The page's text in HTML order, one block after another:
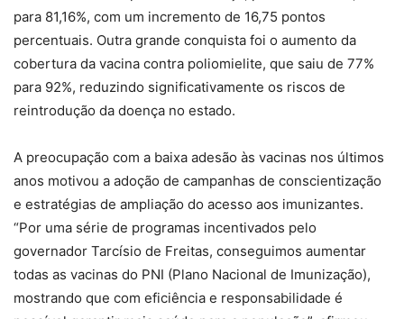
para 81,16%, com um incremento de 16,75 pontos
percentuais. Outra grande conquista foi o aumento da
cobertura da vacina contra poliomielite, que saiu de 77%
para 92%, reduzindo significativamente os riscos de
reintrodução da doença no estado.
A preocupação com a baixa adesão às vacinas nos últimos
anos motivou a adoção de campanhas de conscientização
e estratégias de ampliação do acesso aos imunizantes.
“Por uma série de programas incentivados pelo
governador Tarcísio de Freitas, conseguimos aumentar
todas as vacinas do PNI (Plano Nacional de Imunização),
mostrando que com eficiência e responsabilidade é